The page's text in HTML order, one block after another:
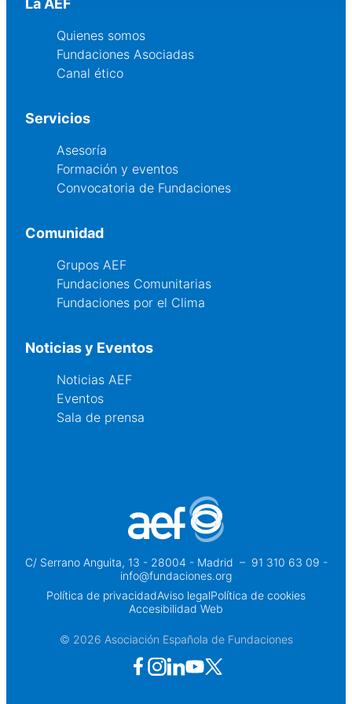
La AEF
Quienes somos
Fundaciones Asociadas
Canal ético
Servicios
Asesoría
Formación y eventos
Convocatoria de Fundaciones
Comunidad
Grupos AEF
Fundaciones Comunitarias
Fundaciones por el Clima
Noticias y Eventos
Noticias AEF
Eventos
Sala de prensa
C/ Serrano Anguita, 13 - 28004 - Madrid – 91 310 63 09 -
info@fundaciones.org
Política de privacidadAviso legalPolítica de cookies
Accesibilidad Web
© 2026 Asociación Española de Fundaciones